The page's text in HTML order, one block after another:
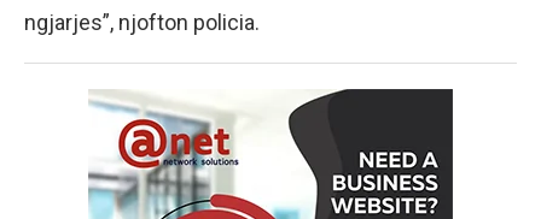
ngjarjes”, njofton policia.